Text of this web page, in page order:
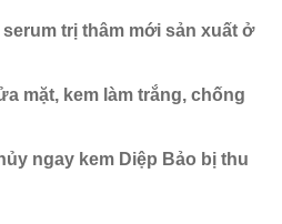
trị thâm mới sản xuất ở
mặt, kem làm trắng, chống
ngay kem Diệp Bảo bị thu